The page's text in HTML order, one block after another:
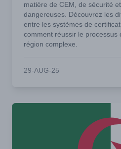
matière de CEM, de sécurité
dangereuses. Découvrez les
entre les systèmes de
comment réussir le processus
région complexe.
29-AUG-25